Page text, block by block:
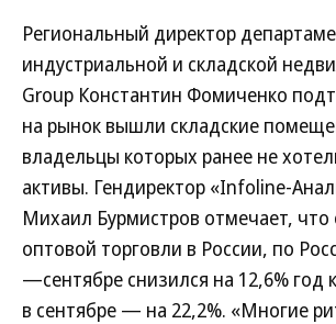
Региональный директор
индустриальной и складской
Group Константин Фомиченко
на рынок вышли складские
владельцы которых ранее не
активы. Гендиректор «Infoline-
Михаил Бурмистров отмечает, что
оптовой торговли в России, по
—сентябре снизился на 12,6% год
в сентябре — на 22,2%. «Многие